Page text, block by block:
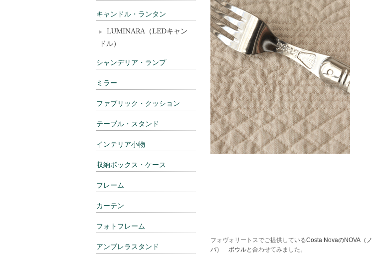
フォヴォリートスでご提供しているCosta NovaのNOVA（ノ
バ） ボウルと合わせてみました。
キャンドル・ランタン
LUMINARA（LEDキャン
ドル）
シャンデリア・ランプ
ミラー
ファブリック・クッション
テーブル・スタンド
インテリア小物
収納ボックス・ケース
フレーム
カーテン
フォトフレーム
アンブレラスタンド